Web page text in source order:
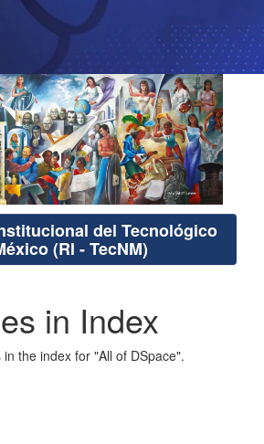
del Tecnológico
(RI - TecNM)
in Index
the index for "All of DSpace".